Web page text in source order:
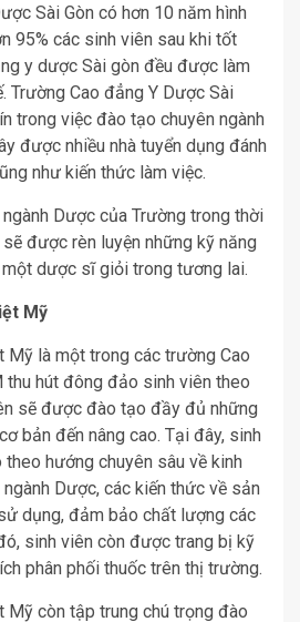
Sài Gòn có hơn 10 năm hình
95% các sinh viên sau khi tốt
y dược Sài gòn đều được làm
Trường Cao đẳng Y Dược Sài
trong việc đào tạo chuyên ngành
được nhiều nhà tuyển dụng đánh
như kiến thức làm việc.
Dược của Trường trong thời
được rèn luyện những kỹ năng
dược sĩ giỏi trong tương lai.
Mỹ
Mỹ là một trong các trường Cao
hút đông đảo sinh viên theo
sẽ được đào tạo đầy đủ những
bản đến nâng cao. Tại đây, sinh
hướng chuyên sâu về kinh
Dược, các kiến thức về sản
dụng, đảm bảo chất lượng các
sinh viên còn được trang bị kỹ
phân phối thuốc trên thị trường.
Mỹ còn tập trung chú trọng đào